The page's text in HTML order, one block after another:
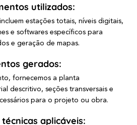
utilizados:
estações totais, níveis digitais,
e softwares específicos para
e geração de mapas.
gerados:
fornecemos a planta
descritivo, seções transversais e
para o projeto ou obra.
aplicáveis: